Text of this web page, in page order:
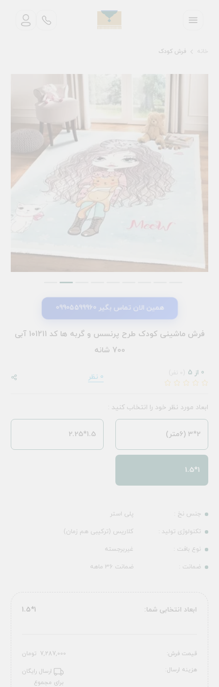
خانه فرش کودک
همین الان تماس بگیر 09905599960
فرش ماشینی کودک طرح پرنسس و گربه ها کد 101211 آبی
700 شانه
0 از 5 0 نظر
جنس نخ :
پلی استر
تکنولوژی تولید :
کلاریس (ترکیبی هم زمان)
نوع بافت :
غیربرجسته
ضمانت :
ضمانت 36 ماهه
ابعاد مورد نظر خود را انتخاب کنید :
2*3 (6متر) 1.5*2.25
1*1.5
ابعاد انتخابی شما: 1*1.5
قیمت فرش: 7,287,000 تومان
هزینه ارسال:
ارسال رایگان
برای مجموع